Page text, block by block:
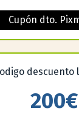
Cupón dto.
200€